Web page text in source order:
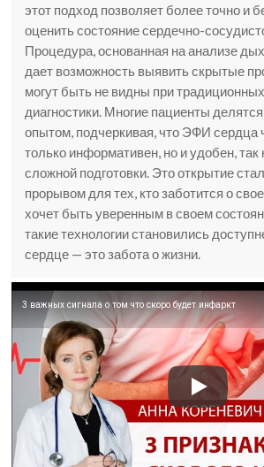
этот подход позволяет более точно и
оценить состояние сердечно-
Процедура, основанная на анализе
дает возможность выявить скрытые
могут быть не видны при
диагностики. Многие пациенты
опытом, подчеркивая, что ЭФИ сердца
только информативен, но и удобен, так
сложной подготовки. Это открытие
прорывом для тех, кто заботится о
хочет быть уверенным в своем
такие технологии становились
сердце — это забота о жизни.
3 важных сигнала о том что скоро будет инфаркт